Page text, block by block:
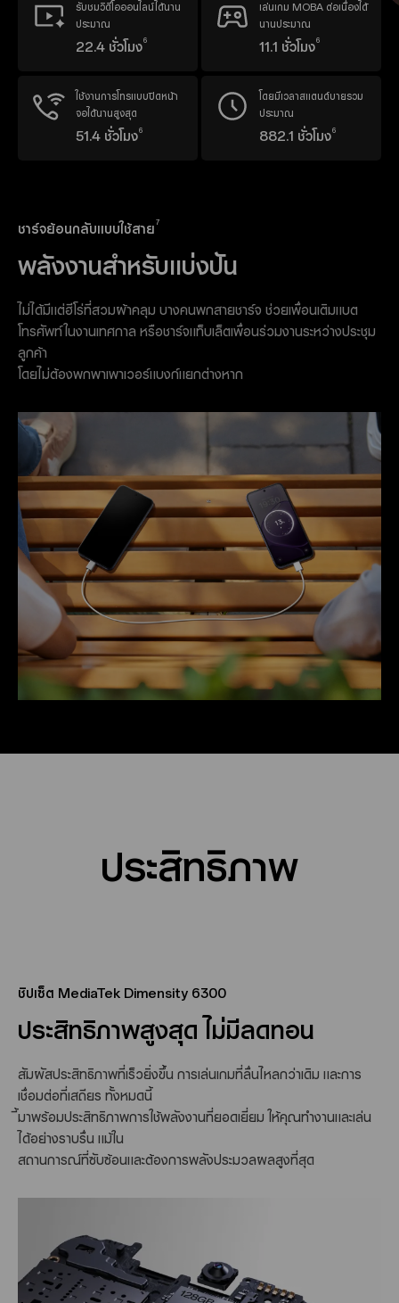
รับชมวิดีโอออนไลน์ได้นาน
ประมาณ
22.4 ชั่วโมง6
เล่นเกม MOBA ต่อเนื่องได้
นานประมาณ
11.1 ชั่วโมง6
ใช้งานการโทรแบบปิดหน้า
จอได้นานสูงสุด
51.4 ชั่วโมง6
โดยมีเวลาสแตนด์บายรวม
ประมาณ
882.1 ชั่วโมง6
ชาร์จย้อนกลับแบบใช้สาย 7
พลังงานสำหรับแบ่งปัน
ไม่ได้มีแต่ฮีโร่ที่สวมผ้าคลุม บางคนพกสายชาร์จ ช่วยเพื่อนเติมแบต
โทรศัพท์ในงานเทศกาล หรือชาร์จแท็บเล็ตเพื่อนร่วมงานระหว่างประชุม
ลูกค้า
โดยไม่ต้องพกพาเพาเวอร์แบงก์แยกต่างหาก
ประสิทธิภาพ
ชิปเซ็ต MediaTek Dimensity 6300
ประสิทธิภาพสูงสุด ไม่มีลดทอน
สัมผัสประสิทธิภาพที่เร็วยิ่งขึ้น การเล่นเกมที่ลื่นไหลกว่าเดิม และการ
เชื่อมต่อที่เสถียร ทั้งหมดนี้
ี้มาพร้อมประสิทธิภาพการใช้พลังงานที่ยอดเยี่ยม ให้คุณทำงานและเล่น
ได้อย่างราบรื่น แม้ใน
สถานการณ์ที่ซับซ้อนและต้องการพลังประมวลผลสูงที่สุด